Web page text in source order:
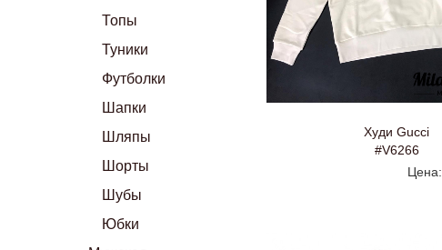
Топы
Туники
Футболки
Шапки
Шляпы
Шорты
Шубы
Юбки
Худи Gucci
#V6266
Цена: